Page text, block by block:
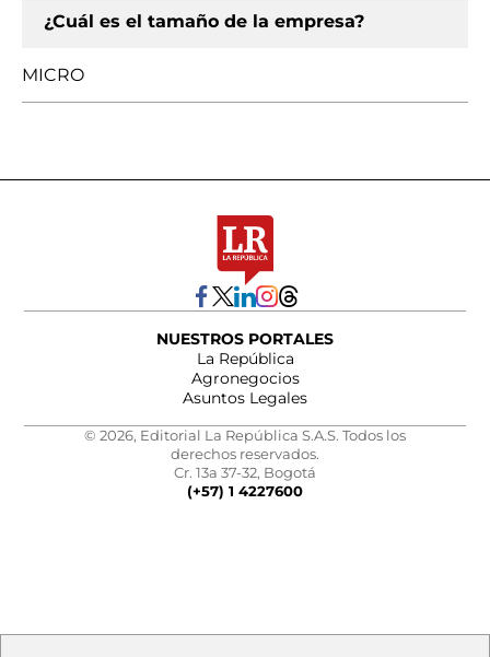
¿Cuál es el tamaño de la empresa?
MICRO
NUESTROS PORTALES
La República
Agronegocios
Asuntos Legales
© 2026, Editorial La República S.A.S. Todos los
derechos reservados.
Cr. 13a 37-32, Bogotá
(+57) 1 4227600